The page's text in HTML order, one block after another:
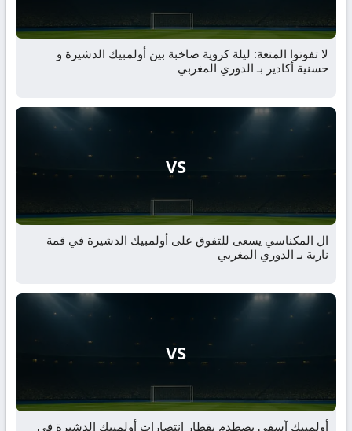
لا تفوتوا المتعة: ليلة كروية صاخبة بين أولمبيك الدشيرة و
حسنية أكادير بـ الدوري المغربي
VS
ال المكناسي يسعى للتفوق على أولمبيك الدشيرة في قمة
نارية بـ الدوري المغربي
VS
أولمبيك آسفي يصطدم بقطار انتصارات أولمبيك الدشيرة في